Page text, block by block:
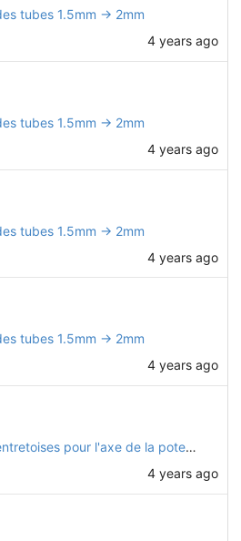
tubes 1.5mm -> 2mm
4 years ago
tubes 1.5mm -> 2mm
4 years ago
tubes 1.5mm -> 2mm
4 years ago
tubes 1.5mm -> 2mm
4 years ago
Ajout du boulon et des entretoises pour l'axe de la potence
4 years ago